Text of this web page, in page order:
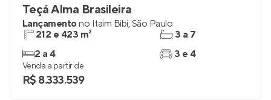
Teçá Alma Brasileira
Lançamentono Itaim Bibi,São Paulo
212 e 423 m²
2 a 4
3 a 7
3 e 4
Venda a partir de
R$ 8.333.539